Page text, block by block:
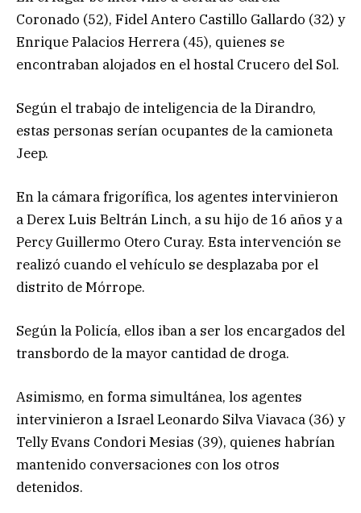
Coronado (52), Fidel Antero Castillo Gallardo (32) y
Enrique Palacios Herrera (45), quienes se
encontraban alojados en el hostal Crucero del Sol.
Según el trabajo de inteligencia de la Dirandro,
estas personas serían ocupantes de la camioneta
Jeep.
En la cámara frigorífica, los agentes intervinieron
a Derex Luis Beltrán Linch, a su hijo de 16 años y a
Percy Guillermo Otero Curay. Esta intervención se
realizó cuando el vehículo se desplazaba por el
distrito de Mórrope.
Según la Policía, ellos iban a ser los encargados del
transbordo de la mayor cantidad de droga.
Asimismo, en forma simultánea, los agentes
intervinieron a Israel Leonardo Silva Viavaca (36) y
Telly Evans Condori Mesias (39), quienes habrían
mantenido conversaciones con los otros
detenidos.